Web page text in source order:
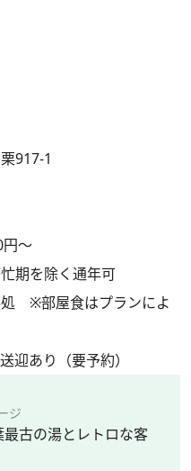
917-1
～
期を除く通年可
※部屋食はプランによ
あり（要予約）
ジ
最古の湯とレトロな客